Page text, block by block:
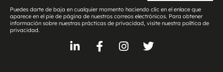
Puedes darte de baja en cualquier momento haciendo clic en el enlace que
aparece en el pie de página de nuestros correos electrónicos. Para obtener
información sobre nuestras prácticas de privacidad, visite nuestra política de
privacidad.